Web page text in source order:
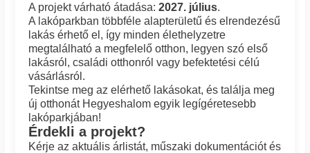
A projekt várható átadása:2027. július.
A lakóparkban többféle alapterületű és elrendezésű
lakás érhető el, így minden élethelyzetre
megtalálható a megfelelő otthon, legyen szó első
lakásról, családi otthonról vagy befektetési célú
vásárlásról.
Tekintse meg az elérhető lakásokat, és találja meg
új otthonát Hegyeshalom egyik legígéretesebb
lakóparkjában!
Érdekli a projekt?
Kérje az aktuális árlistát, műszaki dokumentációt és